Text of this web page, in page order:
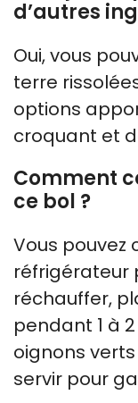
d’autres
Oui, vous
terre
options
croquant et
Comment
ce bol ?
Vous pouvez
réfrigérateur
réchauffer,
pendant 1 à
oignons
servir pour